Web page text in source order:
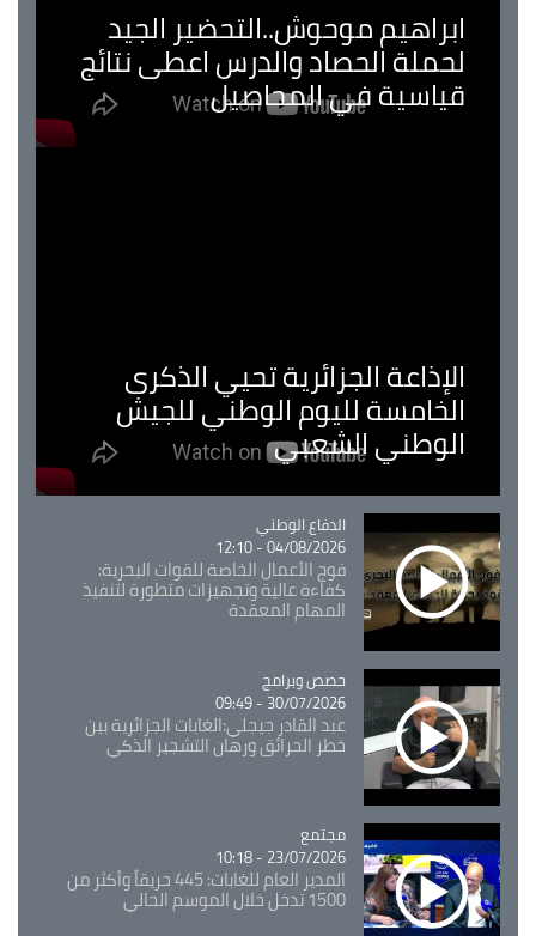
ابراهيم موحوش..التحضير الجيد
لحملة الحصاد والدرس اعطى نتائج
قياسية في المحاصيل
الإذاعة الجزائرية تحيي الذكرى
الخامسة لليوم الوطني للجيش
الوطني الشعبي
Catégorie
الدفاع الوطني
04/08/2026 - 12:10
فوج الأعمال الخاصة للقوات البحرية:
كفاءة عالية وتجهيزات متطورة لتنفيذ
المهام المعقدة
Catégorie
حصص وبرامج
30/07/2026 - 09:49
عبد القادر جيجلي:الغابات الجزائرية بين
خطر الحرائق ورهان التشجير الذكي
Catégorie
مجتمع
23/07/2026 - 10:18
المدير العام للغابات: 445 حريقاً وأكثر من
1500 تدخل خلال الموسم الحالي